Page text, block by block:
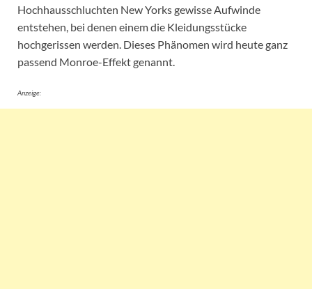
Hochhausschluchten New Yorks gewisse Aufwinde
entstehen, bei denen einem die Kleidungsstücke
hochgerissen werden. Dieses Phänomen wird heute ganz
passend Monroe-Effekt genannt.
Anzeige: